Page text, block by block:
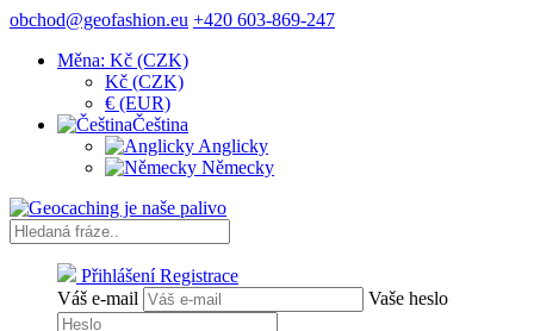
obchod@geofashion.eu +420 603-869-247
Měna: Kč (CZK)
Kč (CZK)
€ (EUR)
Čeština
Anglicky
Německy
Přihlášení Registrace
Váš e-mail
Vaše heslo